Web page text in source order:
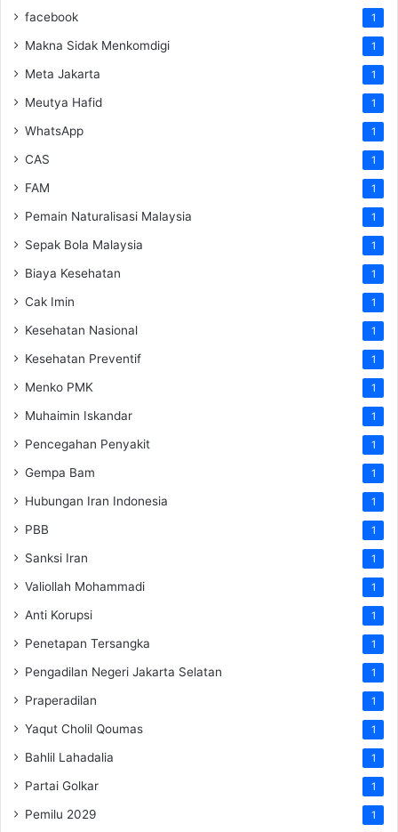
facebook 1
Makna Sidak Menkomdigi 1
Meta Jakarta 1
Meutya Hafid 1
WhatsApp 1
CAS 1
FAM 1
Pemain Naturalisasi Malaysia 1
Sepak Bola Malaysia 1
Biaya Kesehatan 1
Cak Imin 1
Kesehatan Nasional 1
Kesehatan Preventif 1
Menko PMK 1
Muhaimin Iskandar 1
Pencegahan Penyakit 1
Gempa Bam 1
Hubungan Iran Indonesia 1
PBB 1
Sanksi Iran 1
Valiollah Mohammadi 1
Anti Korupsi 1
Penetapan Tersangka 1
Pengadilan Negeri Jakarta Selatan 1
Praperadilan 1
Yaqut Cholil Qoumas 1
Bahlil Lahadalia 1
Partai Golkar 1
Pemilu 2029 1